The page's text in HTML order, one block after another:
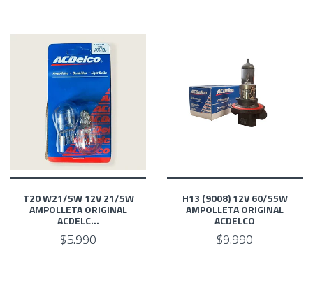
T20 W21/5W 12V 21/5W
AMPOLLETA ORIGINAL
ACDELC...
$5.990
H13 (9008) 12V 60/55W
AMPOLLETA ORIGINAL
ACDELCO
$9.990